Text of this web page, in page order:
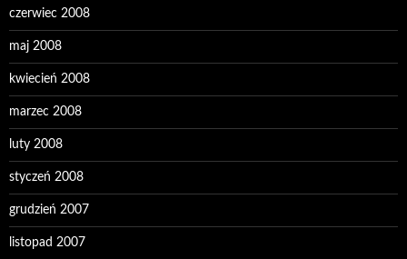
czerwiec 2008
maj 2008
kwiecień 2008
marzec 2008
luty 2008
styczeń 2008
grudzień 2007
listopad 2007